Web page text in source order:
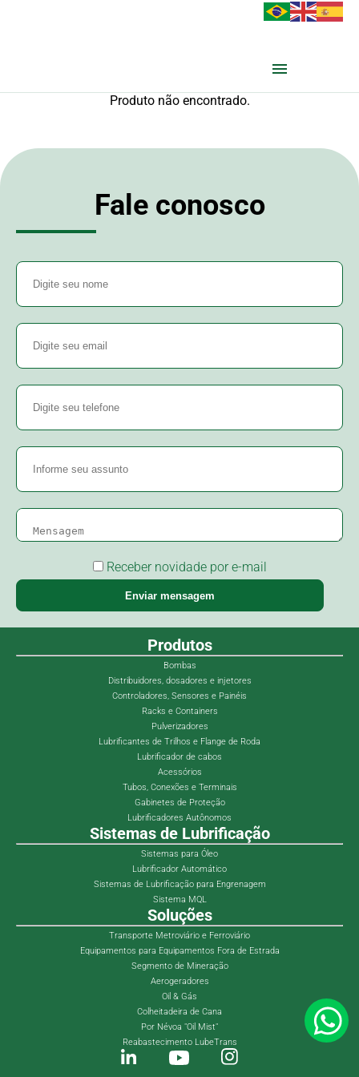
Produto não encontrado.
Fale conosco
Receber novidade por e-mail
Enviar mensagem
Produtos
Bombas
Distribuidores, dosadores e injetores
Controladores, Sensores e Painéis
Racks e Containers
Pulverizadores
Lubrificantes de Trilhos e Flange de Roda
Lubrificador de cabos
Acessórios
Tubos, Conexões e Terminais
Gabinetes de Proteção
Lubrificadores Autônomos
Sistemas de Lubrificação
Sistemas para Óleo
Lubrificador Automático
Sistemas de Lubrificação para Engrenagem
Sistema MQL
Soluções
Transporte Metroviário e Ferroviário
Equipamentos para Equipamentos Fora de Estrada
Segmento de Mineração
Aerogeradores
Oil & Gás
Colheitadeira de Cana
Por Névoa "Oil Mist"
Reabastecimento LubeTrans